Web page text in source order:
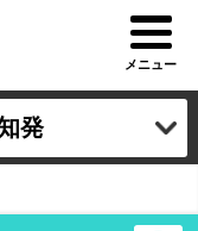
メニュー
発